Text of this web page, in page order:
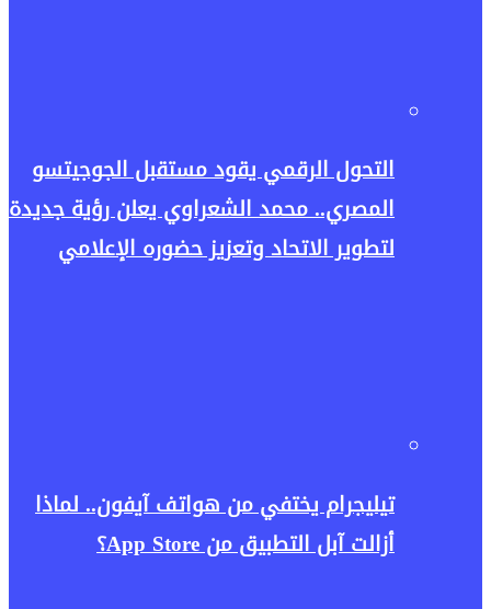
التحول الرقمي يقود مستقبل الجوجيتسو
المصري.. محمد الشعراوي يعلن رؤية جديدة
لتطوير الاتحاد وتعزيز حضوره الإعلامي
تيليجرام يختفي من هواتف آيفون.. لماذا
أزالت آبل التطبيق من App Store؟